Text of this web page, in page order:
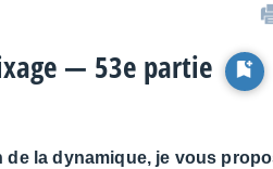
— 53e partie
la dynamique, je vous